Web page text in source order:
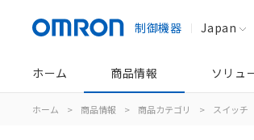
制御機器 Japan
ホーム 商品情報 ソリュ
ホーム > 商品情報 > 商品カテゴリ > スイッチ